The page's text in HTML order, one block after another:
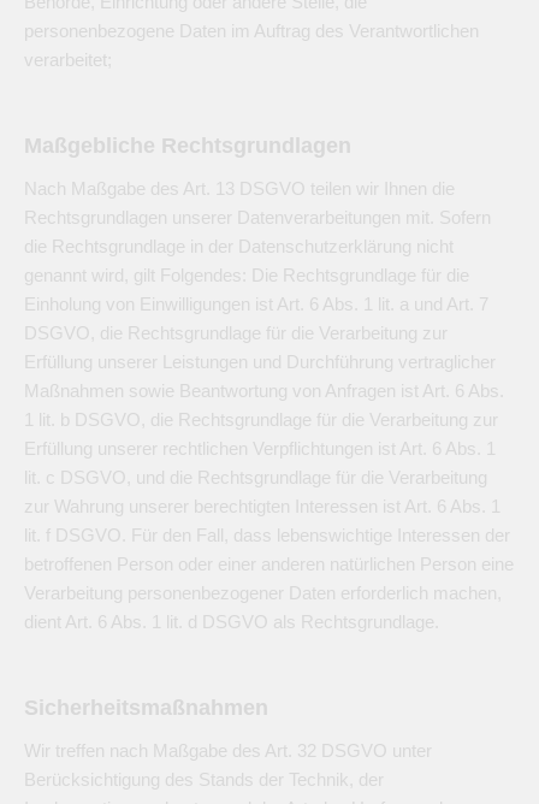
personenbezogene Daten im Auftrag des Verantwortlichen
verarbeitet;
Maßgebliche Rechtsgrundlagen
Nach Maßgabe des Art. 13 DSGVO teilen wir Ihnen die
Rechtsgrundlagen unserer Datenverarbeitungen mit. Sofern
die Rechtsgrundlage in der Datenschutzerklärung nicht
genannt wird, gilt Folgendes: Die Rechtsgrundlage für die
Einholung von Einwilligungen ist Art. 6 Abs. 1 lit. a und Art. 7
DSGVO, die Rechtsgrundlage für die Verarbeitung zur
Erfüllung unserer Leistungen und Durchführung vertraglicher
Maßnahmen sowie Beantwortung von Anfragen ist Art. 6 Abs.
1 lit. b DSGVO, die Rechtsgrundlage für die Verarbeitung zur
Erfüllung unserer rechtlichen Verpflichtungen ist Art. 6 Abs. 1
lit. c DSGVO, und die Rechtsgrundlage für die Verarbeitung
zur Wahrung unserer berechtigten Interessen ist Art. 6 Abs. 1
lit. f DSGVO. Für den Fall, dass lebenswichtige Interessen der
betroffenen Person oder einer anderen natürlichen Person eine
Verarbeitung personenbezogener Daten erforderlich machen,
dient Art. 6 Abs. 1 lit. d DSGVO als Rechtsgrundlage.
Sicherheitsmaßnahmen
Wir treffen nach Maßgabe des Art. 32 DSGVO unter
Berücksichtigung des Stands der Technik, der